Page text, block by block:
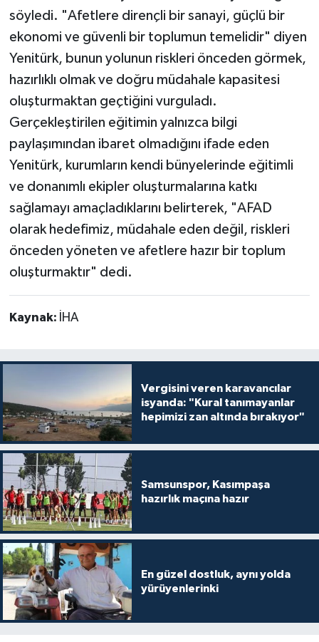
söyledi. "Afetlere dirençli bir sanayi, güçlü bir
ekonomi ve güvenli bir toplumun temelidir" diyen
Yenitürk, bunun yolunun riskleri önceden görmek,
hazırlıklı olmak ve doğru müdahale kapasitesi
oluşturmaktan geçtiğini vurguladı.
Gerçekleştirilen eğitimin yalnızca bilgi
paylaşımından ibaret olmadığını ifade eden
Yenitürk, kurumların kendi bünyelerinde eğitimli
ve donanımlı ekipler oluşturmalarına katkı
sağlamayı amaçladıklarını belirterek, "AFAD
olarak hedefimiz, müdahale eden değil, riskleri
önceden yöneten ve afetlere hazır bir toplum
oluşturmaktır" dedi.
Kaynak: İHA
Vergisini veren karavancılar
isyanda: "Kural tanımayanlar
hepimizi zan altında bırakıyor"
Samsunspor, Kasımpaşa
hazırlık maçına hazır
En güzel dostluk, aynı yolda
yürüyenlerinki